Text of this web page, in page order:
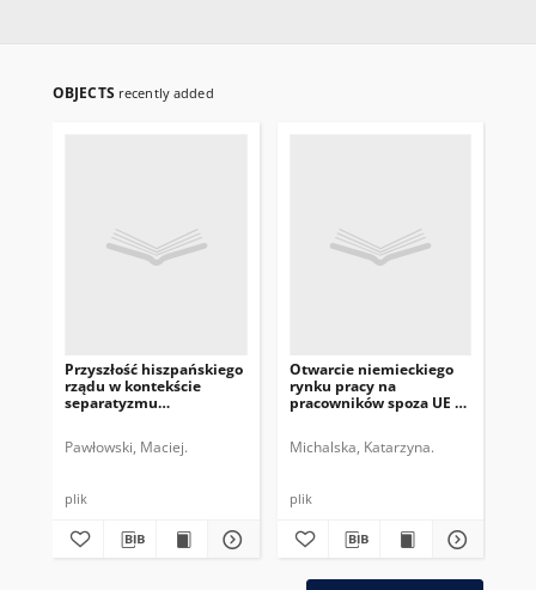
OBJECTS recently added
Przyszłość hiszpańskiego
rządu w kontekście
separatyzmu
Pawłowski, Maciej.
plik
Otwarcie niemieckiego
rynku pracy na
pracowników spoza UE –
Michalska, Katarzyna.
plik